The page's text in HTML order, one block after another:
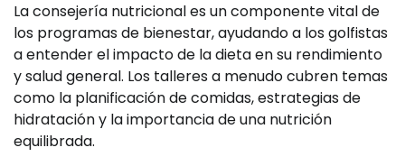
La consejería nutricional es un componente vital de
los programas de bienestar, ayudando a los golfistas
a entender el impacto de la dieta en su rendimiento
y salud general. Los talleres a menudo cubren temas
como la planificación de comidas, estrategias de
hidratación y la importancia de una nutrición
equilibrada.